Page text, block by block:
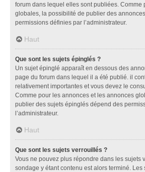
forum dans lequel elles sont publiées. Comme
globales, la possibilité de publier des
permissions définies par l’administrateur.
Haut
Que sont les sujets épinglés ?
Un sujet épinglé apparaît en dessous des
page du forum dans lequel il a été publié. il
relativement importantes et vous devez le
Comme pour les annonces et les annonces
publier des sujets épinglés dépend des
l’administrateur.
Haut
Que sont les sujets verrouillés ?
Vous ne pouvez plus répondre dans les sujets
sondage y étant contenu est alors terminé. Les